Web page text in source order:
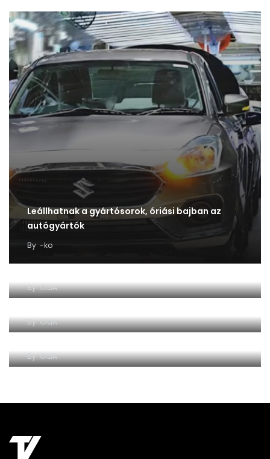
Leállhatnak a gyártósorok, óriási bajban az
autógyártók
By -ko
A Taxisok Világa magazin archívumából…
ByOldA
A Taxisok Világa magazin archívumából…
ByOldA
A Taxisok Világa magazin archívumából…
ByOldA